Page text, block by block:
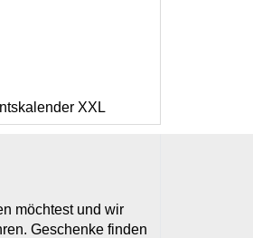
XXL
möchtest und wir
Geschenke finden